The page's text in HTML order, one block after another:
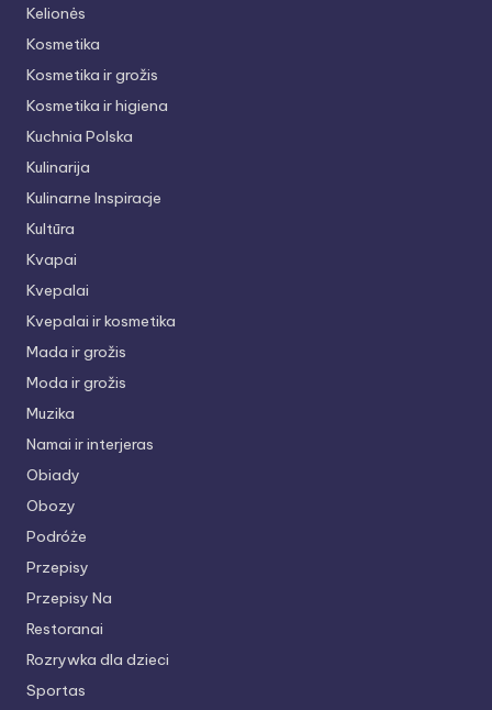
Kelionės
Kosmetika
Kosmetika ir grožis
Kosmetika ir higiena
Kuchnia Polska
Kulinarija
Kulinarne Inspiracje
Kultūra
Kvapai
Kvepalai
Kvepalai ir kosmetika
Mada ir grožis
Moda ir grožis
Muzika
Namai ir interjeras
Obiady
Obozy
Podróże
Przepisy
Przepisy Na
Restoranai
Rozrywka dla dzieci
Sportas